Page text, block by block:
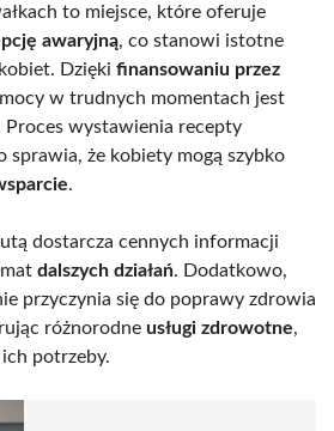
to miejsce, które oferuje
awaryjną, co stanowi istotne
Dzięki finansowaniu przez
w trudnych momentach jest
Proces wystawienia recepty
sprawia, że kobiety mogą szybko
.
dostarcza cennych informacji
dalszych działań. Dodatkowo,
przyczynia się do poprawy zdrowia
różnorodne usługi zdrowotne,
potrzeby.